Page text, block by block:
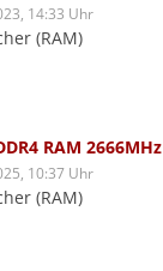
14:33 Uhr
(RAM)
RAM 2666MHz
10:37 Uhr
(RAM)